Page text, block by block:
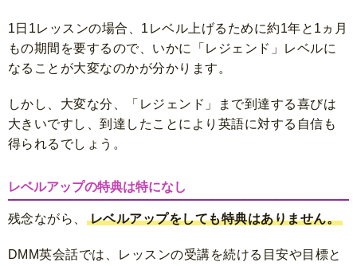
1日1レッスンの場合、1レベル上げるために約1年と1ヵ月
もの期間を要するので、いかに「レジェンド」レベルに
なることが大変なのかが分かります。
しかし、大変な分、「レジェンド」まで到達する喜びは
大きいですし、到達したことにより英語に対する自信も
得られるでしょう。
レベルアップの特典は特になし
残念ながら、 レベルアップをしても特典はありません。
DMM英会話では、レッスンの受講を続ける目安や目標と